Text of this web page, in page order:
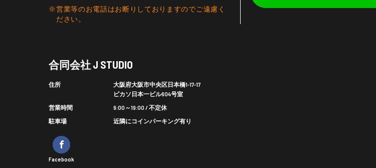
営業等のお電話はお断りしておりますのでご遠慮く
ださい。
合同会社 J STUDIO
住所
大阪府大阪市中央区日本橋1-17-17
ピカソ日本一ビル604号室
営業時間
9:00～19:00 / 不定休
駐車場
近隣にコインパーキング有り
Facebook